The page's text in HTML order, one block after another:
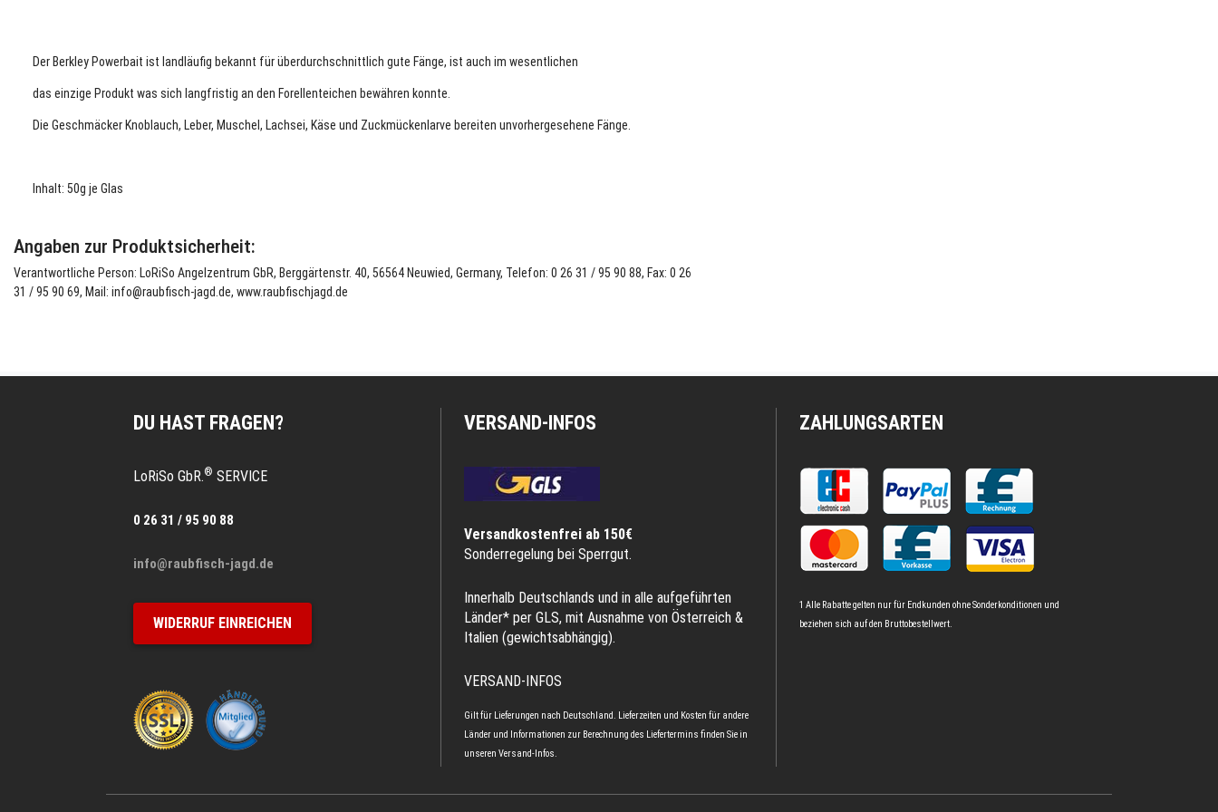
Der Berkley Powerbait ist landläufig bekannt für überdurchschnittlich gute Fänge, ist auch im wesentlichen
das einzige Produkt was sich langfristig an den Forellenteichen bewähren konnte.
Die Geschmäcker Knoblauch, Leber, Muschel, Lachsei, Käse und Zuckmückenlarve bereiten unvorhergesehene Fänge.
Inhalt: 50g je Glas
Angaben zur Produktsicherheit:
Verantwortliche Person: LoRiSo Angelzentrum GbR, Berggärtenstr. 40, 56564 Neuwied, Germany, Telefon: 0 26 31 / 95 90 88, Fax: 0 26
31 / 95 90 69, Mail: info@raubfisch-jagd.de, www.raubfischjagd.de
DU HAST FRAGEN?
LoRiSo GbR.® SERVICE
0 26 31 / 95 90 88
info@raubfisch-jagd.de
WIDERRUF EINREICHEN
VERSAND-INFOS
Versandkostenfrei ab 150€
Sonderregelung bei Sperrgut.
Innerhalb Deutschlands und in alle aufgeführten
Länder* per GLS, mit Ausnahme von Österreich &
Italien (gewichtsabhängig).
VERSAND-INFOS
Gilt für Lieferungen nach Deutschland. Lieferzeiten und Kosten für andere
Länder und Informationen zur Berechnung des Liefertermins finden Sie in
unseren Versand-Infos
ZAHLUNGSARTEN
1 Alle Rabatte gelten nur für Endkunden ohne Sonderkonditionen und
beziehen sich auf den Bruttobestellwert.